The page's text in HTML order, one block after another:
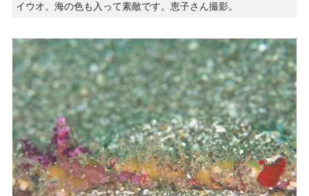
イウオ。海の色も入って素敵です。恵子さん撮影。